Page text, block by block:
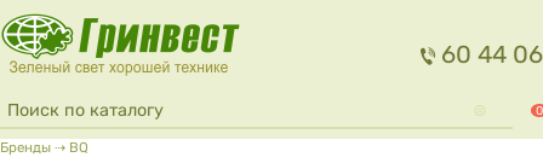
Перейти к основному содержанию
60 44 06
Форма поиска
Поиск 0
Вы здесь
Бренды ⇢ BQ